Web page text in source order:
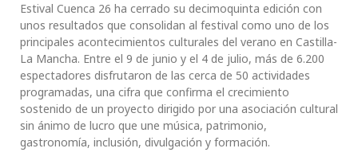
Estival Cuenca 26 ha cerrado su decimoquinta edición con
unos resultados que consolidan al festival como uno de los
principales acontecimientos culturales del verano en Castilla-
La Mancha. Entre el 9 de junio y el 4 de julio, más de 6.200
espectadores disfrutaron de las cerca de 50 actividades
programadas, una cifra que confirma el crecimiento
sostenido de un proyecto dirigido por una asociación cultural
sin ánimo de lucro que une música, patrimonio,
gastronomía, inclusión, divulgación y formación.